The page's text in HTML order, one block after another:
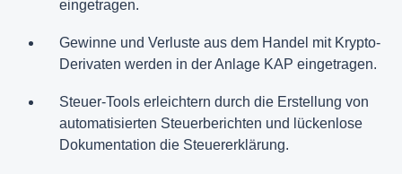
eingetragen.
Gewinne und Verluste aus dem Handel mit Krypto-
Derivaten werden in der Anlage KAP eingetragen.
Steuer-Tools erleichtern durch die Erstellung von
automatisierten Steuerberichten und lückenlose
Dokumentation die Steuererklärung.